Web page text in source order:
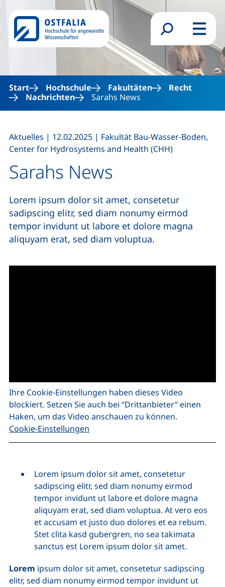
Direkt zum Inhalt
Suchformular
Menü
Start Hochschule Fakultäten
Recht
Nachrichten
Sarahs News
Sarahs News
Aktuelles | 12.02.2025 | Fakultät Bau-Wasser-Boden,
Center for Hydrosystems and Health (CHH)
Lorem ipsum dolor sit amet, consetetur
sadipscing elitr, sed diam nonumy eirmod
tempor invidunt ut labore et dolore magna
aliquyam erat, sed diam voluptua.
Ihre Cookie-Einstellungen haben dieses Video
blockiert. Setzen Sie auch bei “Drittanbieter” einen
Haken, um das Video anschauen zu können.
Cookie-Einstellungen
Lorem ipsum dolor sit amet, consetetur
sadipscing elitr, sed diam nonumy eirmod
tempor invidunt ut labore et dolore magna
aliquyam erat, sed diam voluptua. At vero eos
et accusam et justo duo dolores et ea rebum.
Stet clita kasd gubergren, no sea takimata
sanctus est Lorem ipsum dolor sit amet.
Lorem ipsum dolor sit amet, consetetur sadipscing
elitr, sed diam nonumy eirmod tempor invidunt ut